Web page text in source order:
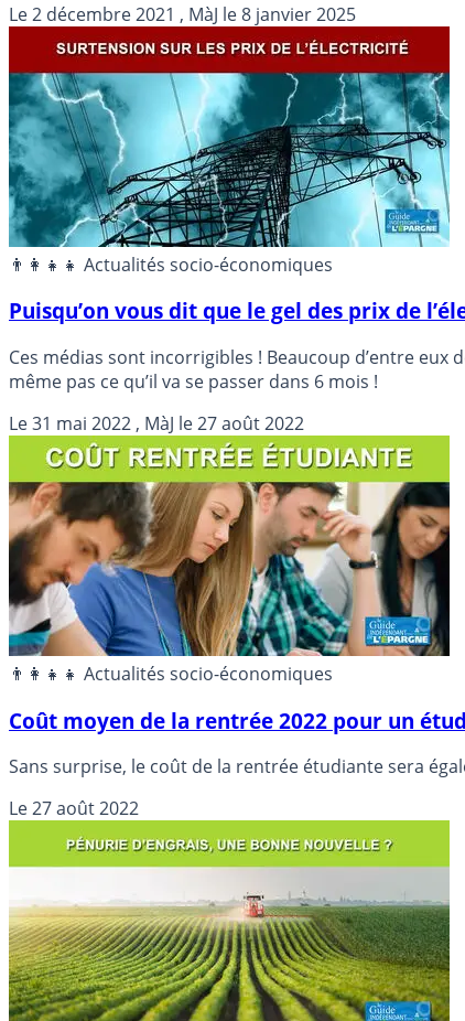
Le2 décembre 2021 , MàJ le8 janvier 2025
👨‍👩‍👧‍👧 Actualités socio-économiques
Puisqu’on vous dit que le gel des prix de
Ces médias sont incorrigibles ! Beaucoup d’entre
même pas ce qu’il va se passer dans 6 mois !
Le31 mai 2022 , MàJ le27 août 2022
👨‍👩‍👧‍👧 Actualités socio-économiques
Coût moyen de la rentrée 2022 pour un
Sans surprise, le coût de la rentrée étudiante sera
Le27 août 2022